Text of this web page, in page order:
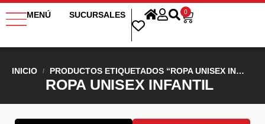
MENÚ SUCURSALES 0
INICIO / PRODUCTOS ETIQUETADOS “ROPA UNISEX INFANTIL”
ROPA UNISEX INFANTIL